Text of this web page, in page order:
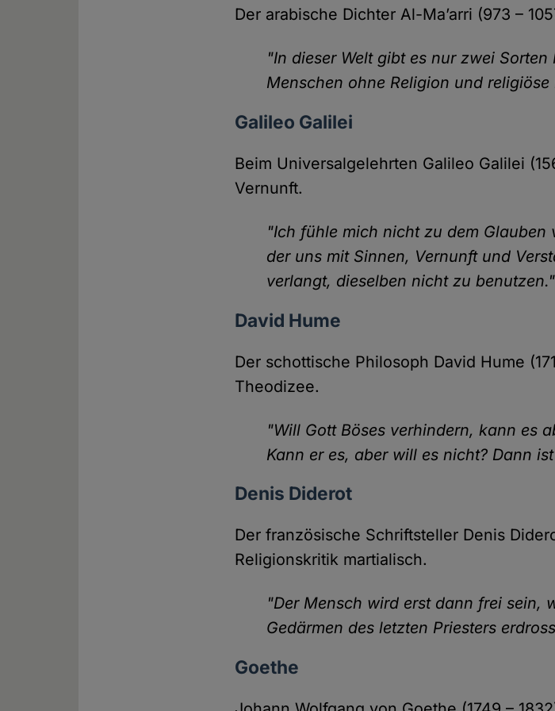
Der arabische Dichter Al-Ma’arri (973 –
"In dieser Welt gibt es nur zwei
Menschen ohne Religion und
Galileo Galilei
Beim Universalgelehrten Galileo Galilei
Vernunft.
"Ich fühle mich nicht zu dem Glauben
der uns mit Sinnen, Vernunft und
verlangt, dieselben nicht zu benutzen."
David Hume
Der schottische Philosoph David Hume
Theodizee.
"Will Gott Böses verhindern, kann es
Kann er es, aber will es nicht? Dann
Denis Diderot
Der französische Schriftsteller Denis
Religionskritik martialisch.
"Der Mensch wird erst dann frei sein,
Gedärmen des letzten Priesters
Goethe